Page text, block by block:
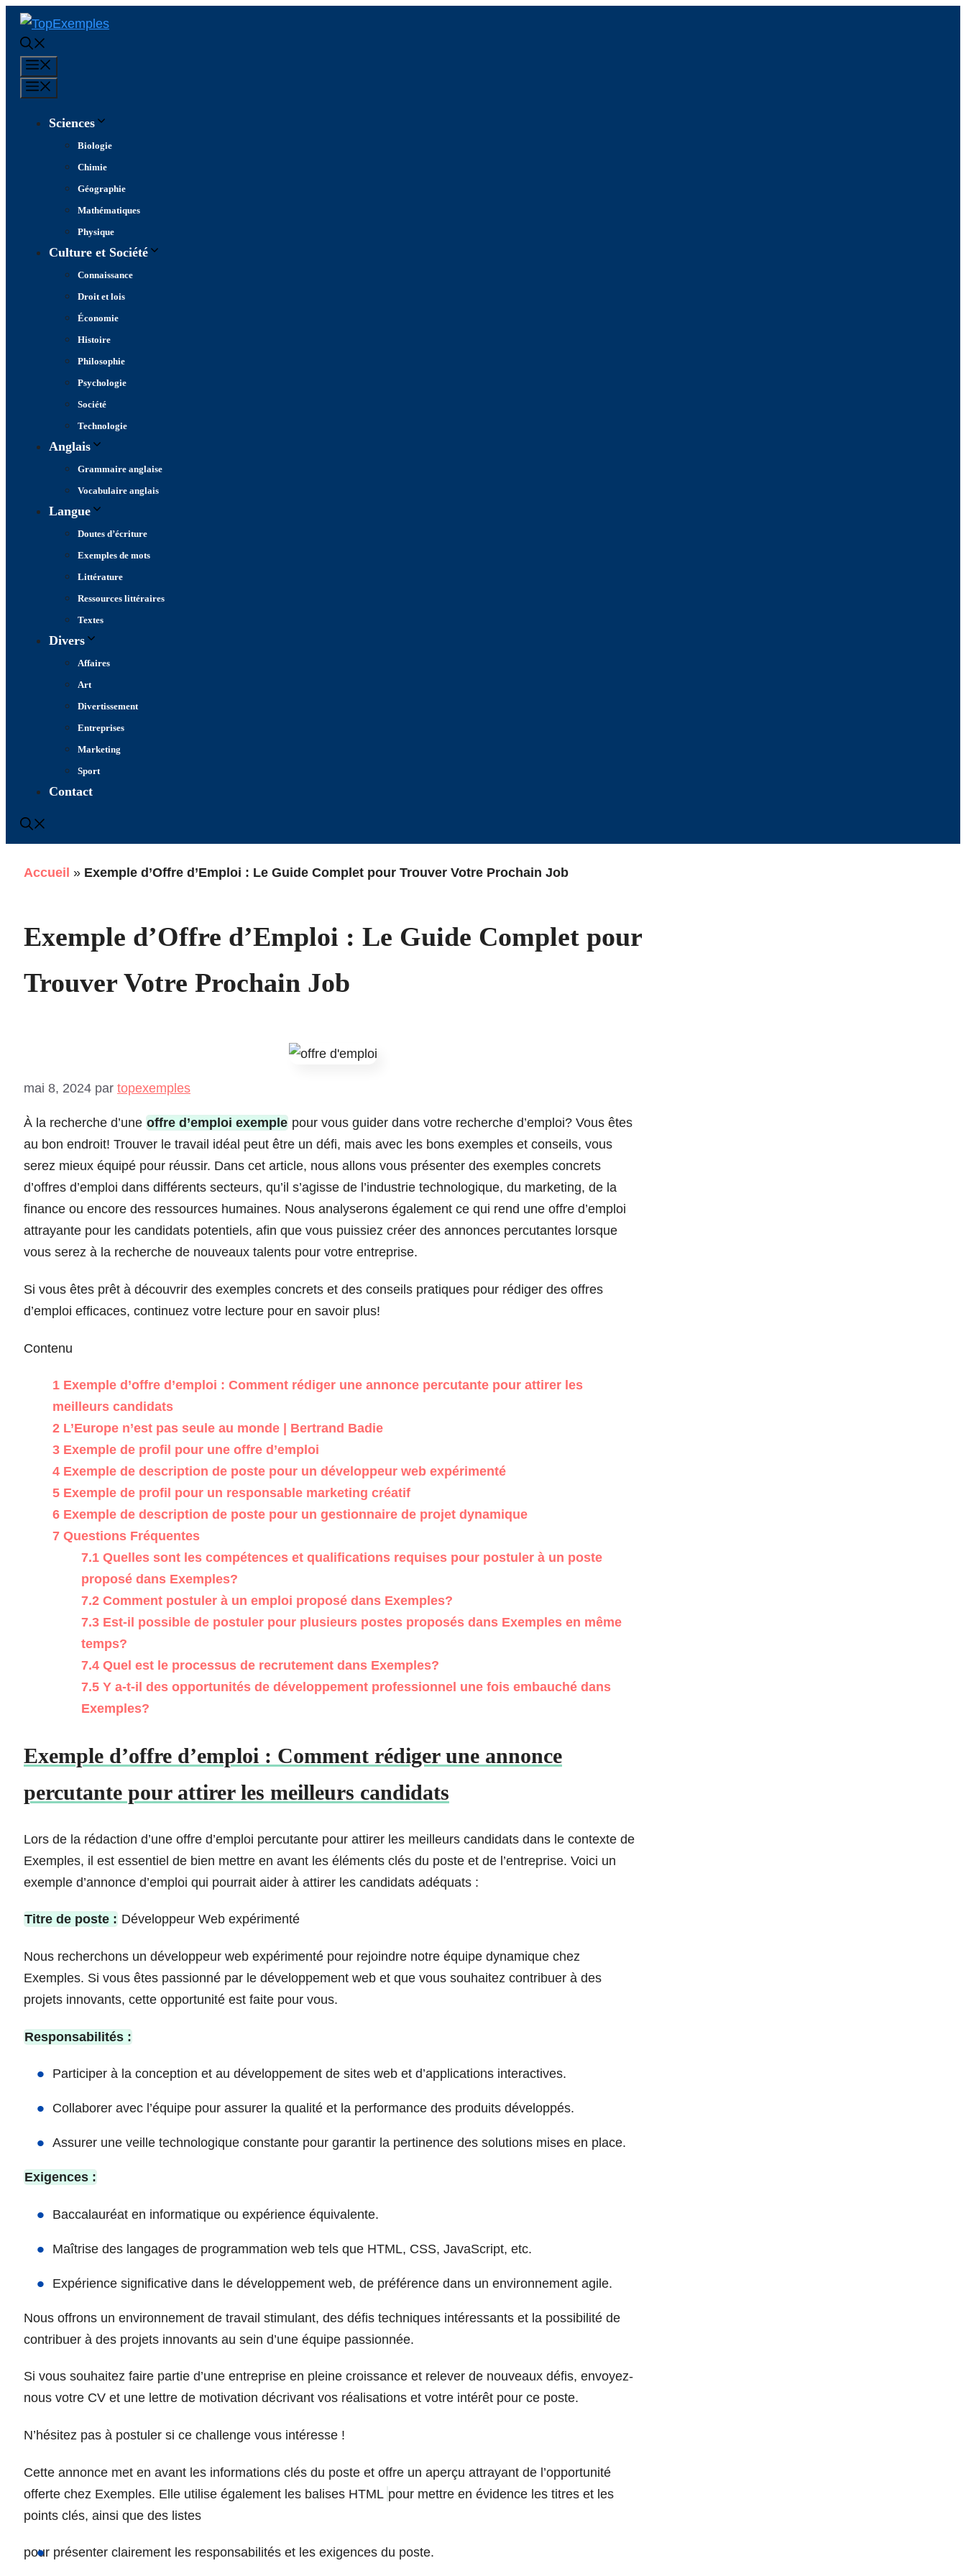
Aller
contenu
Sciences
Biologie
Chimie
Géographie
Mathématiques
Physique
Culture et Société
Connaissance
Droit et lois
Économie
Histoire
Philosophie
Psychologie
Société
Technologie
Anglais
Grammaire anglaise
Vocabulaire anglais
Langue
Doutes d’écriture
Exemples de mots
Littérature
Ressources littéraires
Textes
Divers
Affaires
Art
Divertissement
Entreprises
Marketing
Sport
Contact
Accueil » Exemple d’Offre d’Emploi : Le Guide Complet pour Trouver Votre Prochain Job
Exemple d’Offre d’Emploi : Le Guide Complet pour
Trouver Votre Prochain Job
mai 8, 2024 par topexemples
À la recherche d’une offre d’emploi exemple pour vous guider dans votre recherche d’emploi? Vous êtes
au bon endroit! Trouver le travail idéal peut être un défi, mais avec les bons exemples et conseils, vous
serez mieux équipé pour réussir. Dans cet article, nous allons vous présenter des exemples concrets
d’offres d’emploi dans différents secteurs, qu’il s’agisse de l’industrie technologique, du marketing, de la
finance ou encore des ressources humaines. Nous analyserons également ce qui rend une offre d’emploi
attrayante pour les candidats potentiels, afin que vous puissiez créer des annonces percutantes lorsque
vous serez à la recherche de nouveaux talents pour votre entreprise.
Si vous êtes prêt à découvrir des exemples concrets et des conseils pratiques pour rédiger des offres
d’emploi efficaces, continuez votre lecture pour en savoir plus!
Contenu
1 Exemple d’offre d’emploi : Comment rédiger une annonce percutante pour attirer les
meilleurs candidats
2 L’Europe n’est pas seule au monde | Bertrand Badie
3 Exemple de profil pour une offre d’emploi
4 Exemple de description de poste pour un développeur web expérimenté
5 Exemple de profil pour un responsable marketing créatif
6 Exemple de description de poste pour un gestionnaire de projet dynamique
7 Questions Fréquentes
7.1 Quelles sont les compétences et qualifications requises pour postuler à un poste
proposé dans Exemples?
7.2 Comment postuler à un emploi proposé dans Exemples?
7.3 Est-il possible de postuler pour plusieurs postes proposés dans Exemples en même
temps?
7.4 Quel est le processus de recrutement dans Exemples?
7.5 Y a-t-il des opportunités de développement professionnel une fois embauché dans
Exemples?
Exemple d’offre d’emploi : Comment rédiger une annonce
percutante pour attirer les meilleurs candidats
Lors de la rédaction d’une offre d’emploi percutante pour attirer les meilleurs candidats dans le contexte de
Exemples, il est essentiel de bien mettre en avant les éléments clés du poste et de l’entreprise. Voici un
exemple d’annonce d’emploi qui pourrait aider à attirer les candidats adéquats :
Titre de poste : Développeur Web expérimenté
Nous recherchons un développeur web expérimenté pour rejoindre notre équipe dynamique chez
Exemples. Si vous êtes passionné par le développement web et que vous souhaitez contribuer à des
projets innovants, cette opportunité est faite pour vous.
Responsabilités :
Participer à la conception et au développement de sites web et d’applications interactives.
Collaborer avec l’équipe pour assurer la qualité et la performance des produits développés.
Assurer une veille technologique constante pour garantir la pertinence des solutions mises en place.
Exigences :
Baccalauréat en informatique ou expérience équivalente.
Maîtrise des langages de programmation web tels que HTML, CSS, JavaScript, etc.
Expérience significative dans le développement web, de préférence dans un environnement agile.
Nous offrons un environnement de travail stimulant, des défis techniques intéressants et la possibilité de
contribuer à des projets innovants au sein d’une équipe passionnée.
Si vous souhaitez faire partie d’une entreprise en pleine croissance et relever de nouveaux défis, envoyez-
nous votre CV et une lettre de motivation décrivant vos réalisations et votre intérêt pour ce poste.
N’hésitez pas à postuler si ce challenge vous intéresse !
Cette annonce met en avant les informations clés du poste et offre un aperçu attrayant de l’opportunité
offerte chez Exemples. Elle utilise également les balises HTML pour mettre en évidence les titres et les
points clés, ainsi que des listes
pour présenter clairement les responsabilités et les exigences du poste.